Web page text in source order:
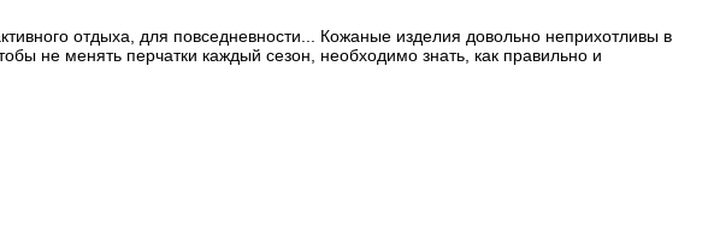
отдыха, для повседневности... Кожаные изделия довольно неприхотливы в
не менять перчатки каждый сезон, необходимо знать, как правильно и